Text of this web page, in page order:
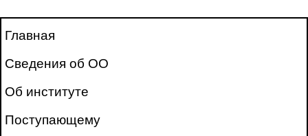
Главная
Сведения об ОО
Об институте
Поступающему